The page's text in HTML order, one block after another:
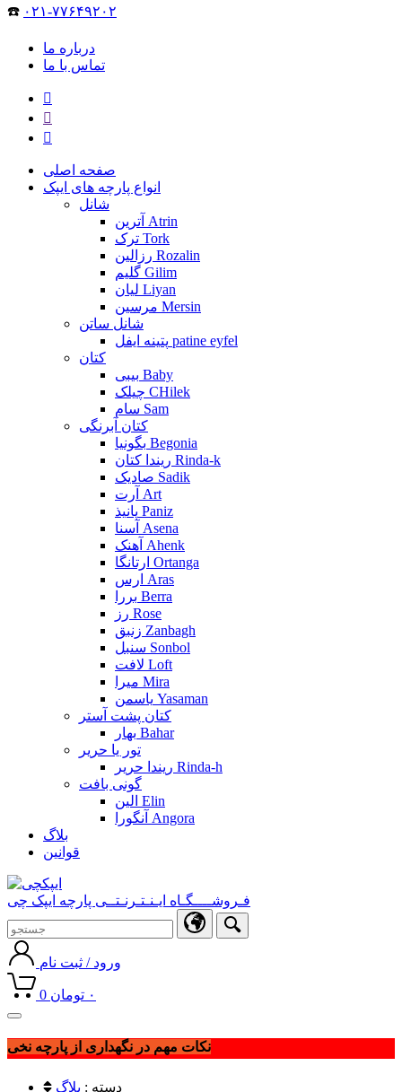
☎️ ۰۲۱-۷۷۶۴۹۲۰۲
درباره ما
تماس با ما
صفحه اصلی
انواع پارچه های ایپک
شانل
آترین Atrin
ترک Tork
رزالین Rozalin
گلیم Gilim
لیان Liyan
مرسین Mersin
شانل ساتن
پتینه ایفل patine eyfel
کتان
بیبی Baby
چیلک CHilek
سام Sam
کتان آبرنگی
بگونیا Begonia
ریندا کتان Rinda-k
صادیک Sadik
آرت Art
پانیذ Paniz
آسنا Asena
آهنک Ahenk
ارتانگا Ortanga
ارس Aras
بررا Berra
رز Rose
زنبق Zanbagh
سنبل Sonbol
لافت Loft
میرا Mira
یاسمن Yasaman
کتان پشت آستر
بهار Bahar
تور یا حریر
ریندا حریر Rinda-h
گونی بافت
الین Elin
آنگورا Angora
بلاگ
قوانین
فـروشــــگـاه ایـنـتـرنـتــی پارچه ایپک چی
ورود / ثبت نام
0 ۰ تومان
Toggle
navigation
نکات مهم در نگهداری از پارچه نخی
دسته : بلاگ